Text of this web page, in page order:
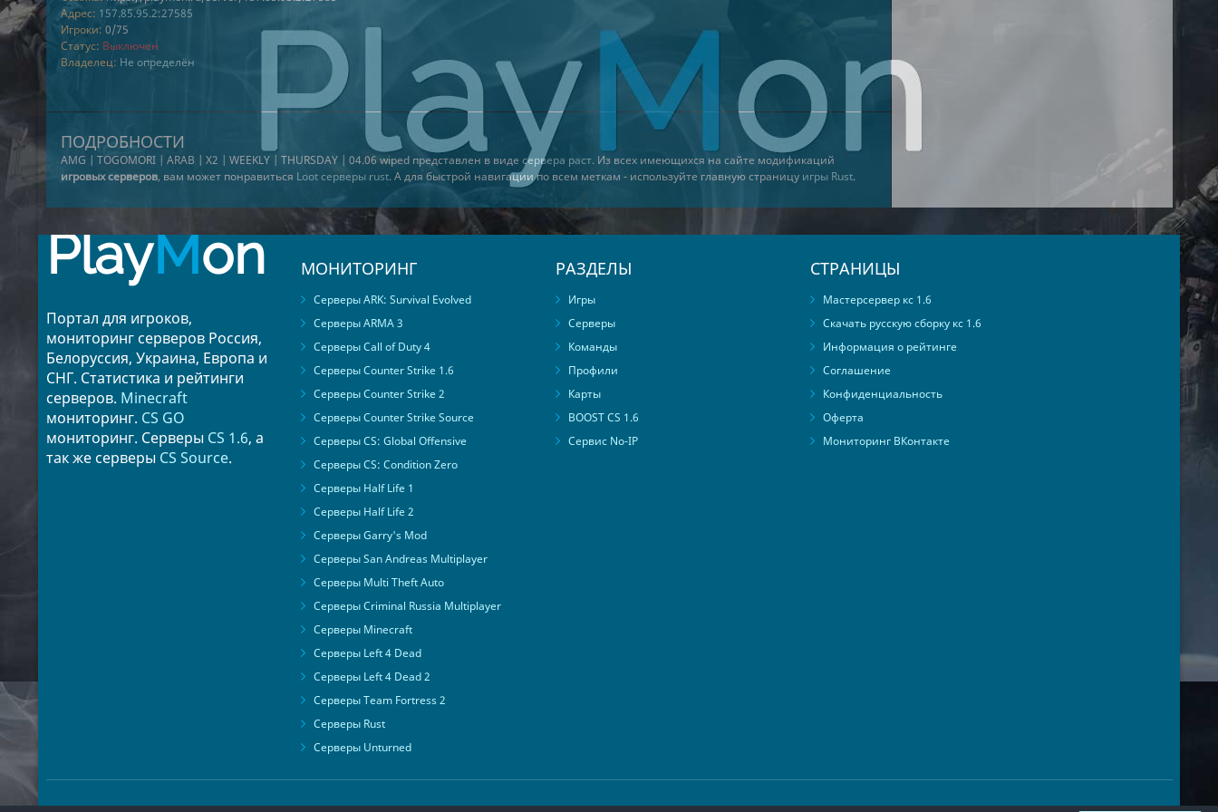
Адрес: 157.85.95.2:27585
Игроки: 0/75
Статус: Выключен
Владелец: Не определён
ПОДРОБНОСТИ
AMG | TOGOMORI | ARAB | X2 | WEEKLY | THURSDAY | 04.06 wiped представлен в виде сервера раст. Из всех имеющихся на сайте модификаций
игровых серверов, вам может понравиться Loot серверы rust. А для быстрой навигации по всем меткам - используйте главную страницу игры Rust.
PlayMon
Портал для игроков,
мониторинг серверов Россия,
Белоруссия, Украина, Европа и
СНГ. Статистика и рейтинги
серверов. Minecraft
мониторинг. CS GO
мониторинг. Серверы CS 1.6, а
так же серверы CS Source.
МОНИТОРИНГ
Серверы ARK: Survival Evolved
Серверы ARMA 3
Серверы Call of Duty 4
Серверы Counter Strike 1.6
Серверы Counter Strike 2
Серверы Counter Strike Source
Серверы CS: Global Offensive
Серверы CS: Condition Zero
Серверы Half Life 1
Серверы Half Life 2
Серверы Garry's Mod
Серверы San Andreas Multiplayer
Серверы Multi Theft Auto
Серверы Criminal Russia Multiplayer
Серверы Minecraft
Серверы Left 4 Dead
Серверы Left 4 Dead 2
Серверы Team Fortress 2
Серверы Rust
Серверы Unturned
РАЗДЕЛЫ
Игры
Серверы
Команды
Профили
Карты
BOOST CS 1.6
Сервис No-IP
СТРАНИЦЫ
Мастерсервер кс 1.6
Скачать русскую сборку кс 1.6
Информация о рейтинге
Соглашение
Конфиденциальность
Оферта
Мониторинг ВКонтакте